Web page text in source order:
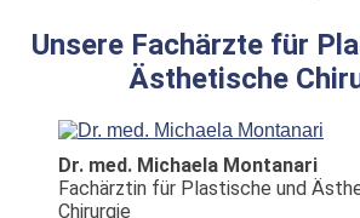
Unsere Fachärzte für
Ästhetische
Dr. med. Michaela Montanari
Fachärztin für Plastische und
Chirurgie